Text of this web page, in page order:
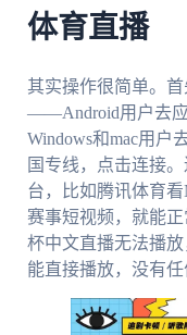
体育直播
其实操作很简单。
——Android用户去应
Windows和mac用户
国专线，点击连接
台，比如腾讯体育
赛事短视频，就能
杯中文直播无法播
能直接播放，没有任